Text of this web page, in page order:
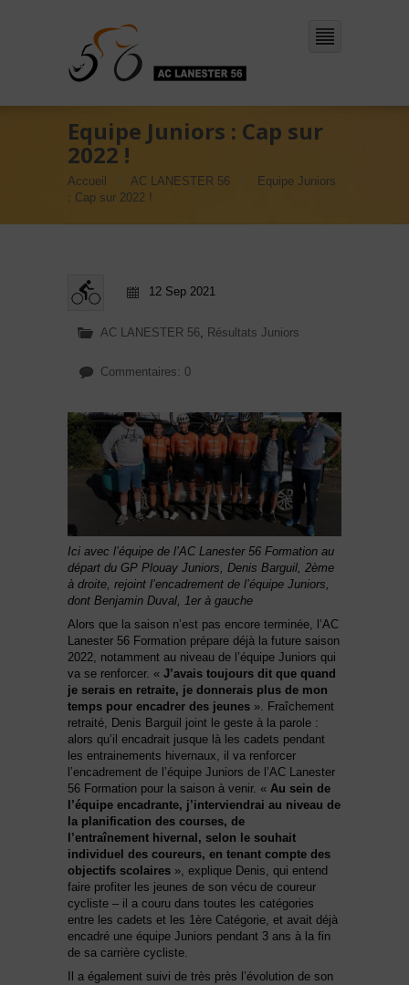
Equipe Juniors : Cap sur
2022 !
Accueil AC LANESTER 56
Equipe Juniors
: Cap sur 2022 !
12 Sep 2021
AC LANESTER 56, Résultats Juniors
Commentaires: 0
Ici avec l’équipe de l’AC Lanester 56 Formation au
départ du GP Plouay Juniors, Denis Barguil, 2ème
à droite, rejoint l’encadrement de l’équipe Juniors,
dont Benjamin Duval, 1er à gauche
Alors que la saison n’est pas encore terminée, l’AC
Lanester 56 Formation prépare déjà la future saison
2022, notamment au niveau de l’équipe Juniors qui
va se renforcer. « J’avais toujours dit que quand
je serais en retraite, je donnerais plus de mon
temps pour encadrer des jeunes ». Fraîchement
retraité, Denis Barguil joint le geste à la parole :
alors qu’il encadrait jusque là les cadets pendant
les entrainements hivernaux, il va renforcer
l’encadrement de l’équipe Juniors de l’AC Lanester
56 Formation pour la saison à venir. « Au sein de
l’équipe encadrante, j’interviendrai au niveau de
la planification des courses, de
l’entraînement hivernal, selon le souhait
individuel des coureurs, en tenant compte des
objectifs scolaires », explique Denis, qui entend
faire profiter les jeunes de son vécu de coureur
cycliste – il a couru dans toutes les catégories
entre les cadets et les 1ère Catégorie, et avait déjà
encadré une équipe Juniors pendant 3 ans à la fin
de sa carrière cycliste.
Il a également suivi de très près l’évolution de son